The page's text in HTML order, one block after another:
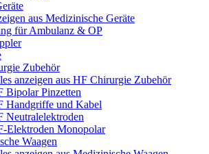
aus Medizinische Geräte
für Ambulanz & OP
Zubehör
anzeigen aus HF Chirurgie Zubehör
Bipolar Pinzetten
Handgriffe und Kabel
Neutralelektroden
Elektroden Monopolar
Waagen